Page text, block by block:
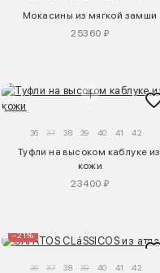
Мокасины из мягкой замши
25360 ₽
36 37 38 39 40 41 42
Туфли на высоком каблуке из
кожи
23400 ₽
–21%
36 37 38 39 40 41 42